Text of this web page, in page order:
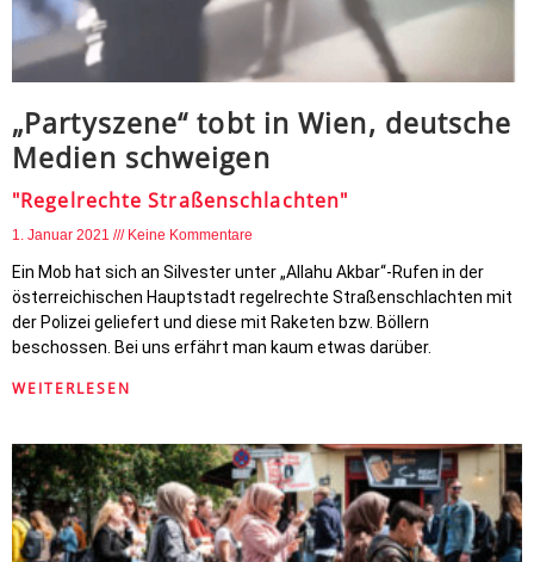
„Partyszene“ tobt in Wien, deutsche
Medien schweigen
"Regelrechte Straßenschlachten"
1. Januar 2021 Keine Kommentare
Ein Mob hat sich an Silvester unter „Allahu Akbar“-Rufen in der
österreichischen Hauptstadt regelrechte Straßenschlachten mit
der Polizei geliefert und diese mit Raketen bzw. Böllern
beschossen. Bei uns erfährt man kaum etwas darüber.
WEITERLESEN